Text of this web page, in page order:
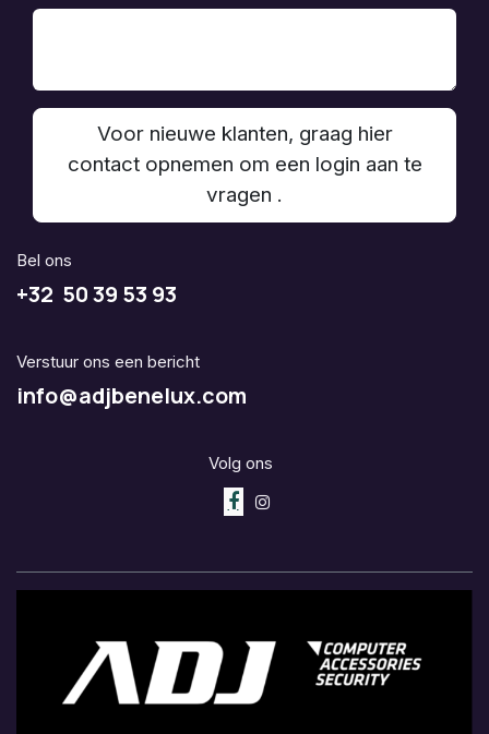
Voor nieuwe klanten, graag hier
contact opnemen om een login aan te
vragen .
Bel ons
+32 50 39 53 93
Verstuur ons een bericht
info@adjbenelux.com
Volg ons